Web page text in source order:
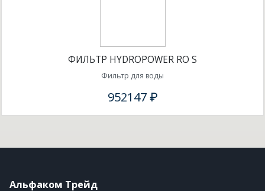
ФИЛЬТР HYDROPOWER RO S
Фильтр для воды
952147 ₽
Альфаком Трейд